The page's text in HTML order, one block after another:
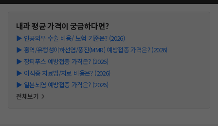
내과평균 가격이 궁금하다면?
▶ 인공와우 수술 비용/ 보험 기준은? (2026)
▶ 홍역/유행성이하선염/풍진(MMR) 예방접종 가격은? (2026)
▶ 장티푸스 예방접종 가격은? (2026)
▶ 이석증 치료법/치료 비용은? (2026)
▶ 일본뇌염 예방접종 가격은? (2026)
전체보기